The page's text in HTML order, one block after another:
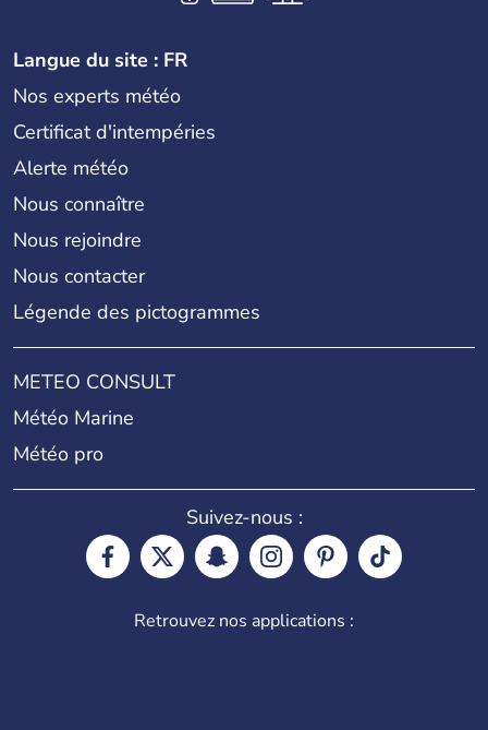
Langue du site : FR
Nos experts météo
Certificat d'intempéries
Alerte météo
Nous connaître
Nous rejoindre
Nous contacter
Légende des pictogrammes
METEO CONSULT
Météo Marine
Météo pro
Suivez-nous :
Retrouvez nos applications :